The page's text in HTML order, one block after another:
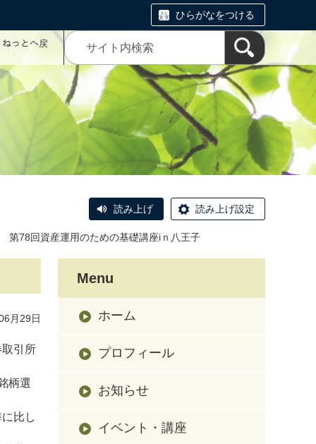
ひらがなをつける
っとへ戻
読み上げ 読み上げ設定
第78回資産運用のための基礎講座iｎ八王子
月29日
引所
柄選
比し
Menu
ホーム
プロフィール
お知らせ
イベント・講座